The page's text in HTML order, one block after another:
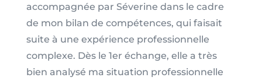
accompagnée par Séverine dans le cadre
de mon bilan de compétences, qui faisait
suite à une expérience professionnelle
complexe. Dès le 1er échange, elle a très
bien analysé ma situation professionnelle